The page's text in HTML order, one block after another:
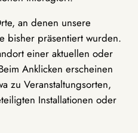
an denen unsere
bisher präsentiert wurden.
einer aktuellen oder
Anklicken erscheinen
zu Veranstaltungsorten,
Installationen oder